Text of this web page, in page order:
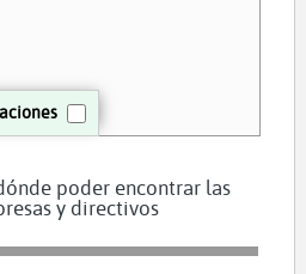
poder encontrar las
y directivos